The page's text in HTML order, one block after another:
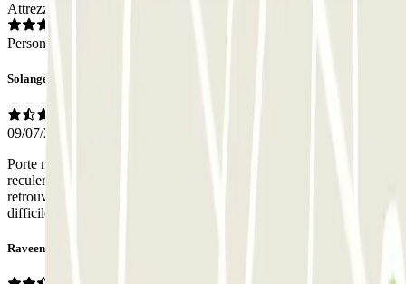
Attrezzatura
Personale
Solange
09/07/2026
Porte ne s’ouvrant pas , à la sortie aussi elle est cassée, obligée de
reculer alors que c’est vraiment étroit, pour sortir coté entrée et se
retrouver face à un véhicule ! Une fois rentrée très très étroit et
difficile d’accès aux emplacements….
Raveena